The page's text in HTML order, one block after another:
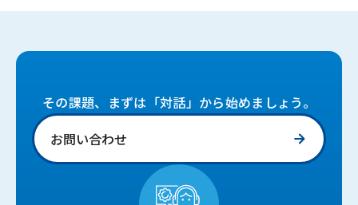
その課題、まずは「対話」から始めましょう。
お問い合わせ